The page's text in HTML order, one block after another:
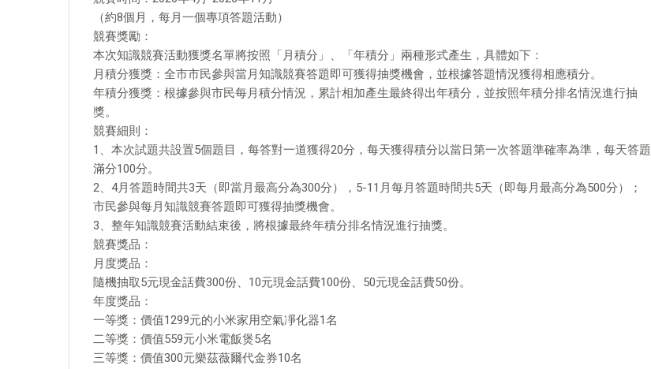
（約8個月，每月一個專項答題活動）
競賽獎勵：
本次知識競賽活動獲獎名單將按照「月積分」、「年積分」兩種形式產生，具體如下：
月積分獲獎：全市市民參與當月知識競賽答題即可獲得抽獎機會，並根據答題情況獲得相應積分。
年積分獲獎：根據參與市民每月積分情況，累計相加產生最終得出年積分，並按照年積分排名情況進行抽
獎。
競賽細則：
1、本次試題共設置5個題目，每答對一道獲得20分，每天獲得積分以當日第一次答題準確率為準，每天答題
滿分100分。
2、4月答題時間共3天（即當月最高分為300分），5-11月每月答題時間共5天（即每月最高分為500分）；
市民參與每月知識競賽答題即可獲得抽獎機會。
3、整年知識競賽活動結束後，將根據最終年積分排名情況進行抽獎。
競賽獎品：
月度獎品：
隨機抽取5元現金話費300份、10元現金話費100份、50元現金話費50份。
年度獎品：
一等獎：價值1299元的小米家用空氣凈化器1名
二等獎：價值559元小米電飯煲5名
三等獎：價值300元樂茲薇爾代金券10名